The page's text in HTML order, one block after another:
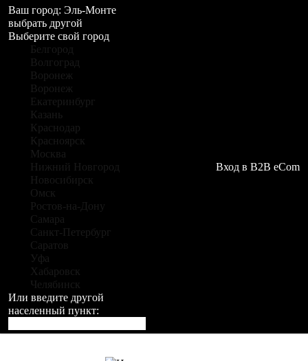
Ваш город: Эль-Монте
выбрать другой
Выберите свой город
Белгород
Волгоград
Воронеж
Воронеж
Екатеринбург
Казань
Краснодар
Красноярск
Москва
Нижний Новгород
Новосибирск
Омск
Ростов-на-Дону
Самара
Санкт-Петербург
Саратов
Уфа
Хабаровск
Челябинск
Или введите другой
населенный пункт:
Вход в B2B eCom